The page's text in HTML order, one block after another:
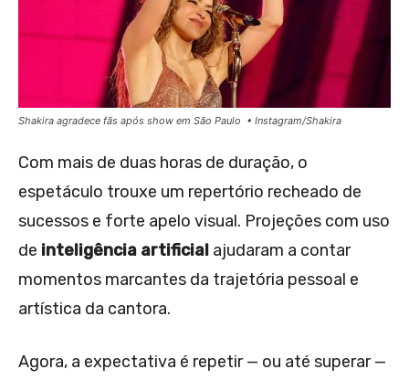
Shakira agradece fãs após show em São Paulo • Instagram/Shakira
Com mais de duas horas de duração, o
espetáculo trouxe um repertório recheado de
sucessos e forte apelo visual. Projeções com uso
de inteligência artificial ajudaram a contar
momentos marcantes da trajetória pessoal e
artística da cantora.
Agora, a expectativa é repetir — ou até superar —